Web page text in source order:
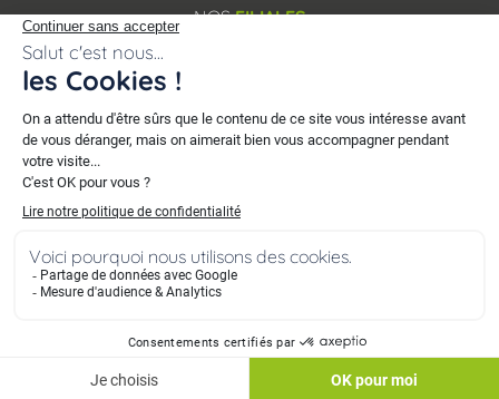
NOS FILIALES
© 2007 - 2026 BDL Promotion. Tous droits réservés.